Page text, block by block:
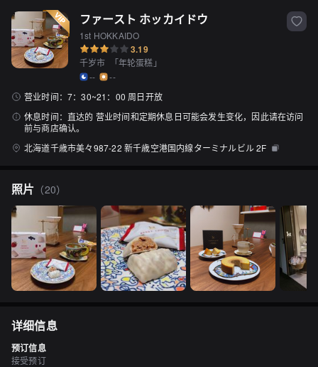
ファースト ホッカイドウ
1st HOKKAIDO
3.19
千岁市 「年轮蛋糕 」
--
--
营业时间： 7：30~21：00 周日开放
休息时间： 直达的 营业时间和定期休息日可能会发生变化，因此请在访问
前与商店确认。
北海道千歳市美々987-22 新千歳空港国内線ターミナルビル 2F
照片 （20）
详细信息
预订信息
接受预订